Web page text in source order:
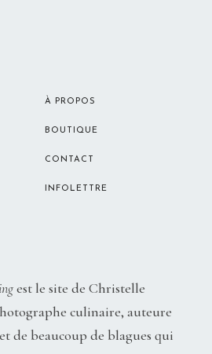
À PROPOS
BOUTIQUE
CONTACT
INFOLETTRE
est le site de Christelle
culinaire, auteure
de beaucoup de blagues qui